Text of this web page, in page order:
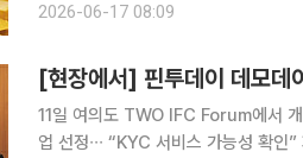
RWA 토큰화 시장은 503억 달러 규
2026-06-17 08:09
11일 여의도 TWO IFC Forum에서
업 선정∙∙∙ “KYC 서비스 가능성 확인” 제2서울핀테크랩 입주∙멤버십 기업 대상 공개 IR 행사